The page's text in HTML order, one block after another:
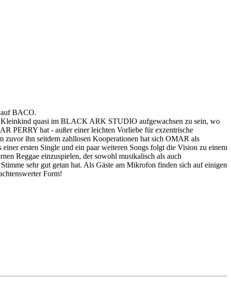
BACO.
Kleinkind quasi im BLACK ARK STUDIO aufgewachsen zu sein, wo
hat - außer einer leichten Vorliebe für exzentrische
zuvor ihn seitdem zahllosen Kooperationen hat sich OMAR als
ersten Single und ein paar weiteren Songs folgt die Vision zu einem
Reggae einzuspielen, der sowohl musikalisch als auch
sehr gut getan hat. Als Gäste am Mikrofon finden sich auf einigen
Form!